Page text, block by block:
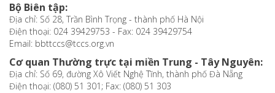
Bộ Biên tập:
Địa chỉ: Số 28, Trần Bình Trọng - thành phố Hà Nội
Điện thoại: 024 39429753 - Fax: 024 39429754
Email: bbttccs@tccs.org.vn
Cơ quan Thường trực tại miền Trung - Tây Nguyên:
Địa chỉ: Số 69, đường Xô Viết Nghệ Tĩnh, thành phố Đà Nẵng
Điện thoại: (080) 51 301; Fax: (080) 51 303